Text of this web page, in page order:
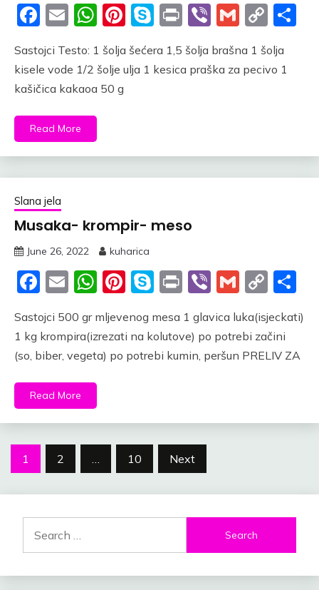
Facebook
EmailWhatsApp
Pinterest
Skype
PrintViberGmail
Link
Sastojci Testo: 1 šolja šećera 1,5 šolja brašna 1 šolja
kisele vode 1/2 šolje ulja 1 kesica praška za pecivo 1
kašičica kakaoa 50 g
Read More
Slana jela
Musaka- krompir- meso
June 26, 2022 kuharica
Facebook
EmailWhatsApp
Pinterest
Skype
PrintViberGmail
Link
Sastojci 500 gr mljevenog mesa 1 glavica luka(isjeckati)
1 kg krompira(izrezati na kolutove) po potrebi začini
(so, biber, vegeta) po potrebi kumin, peršun PRELIV ZA
Read More
Posts
1 2 … 10 Next
for: